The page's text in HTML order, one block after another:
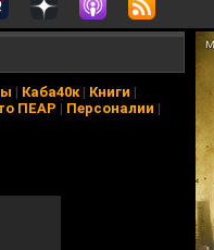
| Каба40к| Книги |
ПЕАР | Персоналии |